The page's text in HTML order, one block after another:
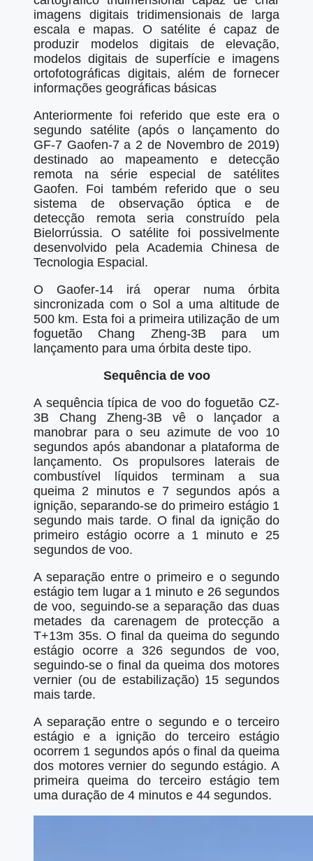
imagens digitais tridimensionais de larga
escala e mapas. O satélite é capaz de
produzir modelos digitais de elevação,
modelos digitais de superfície e imagens
ortofotográficas digitais, além de fornecer
informações geográficas básicas
Anteriormente foi referido que este era o
segundo satélite (após o lançamento do
GF-7 Gaofen-7 a 2 de Novembro de 2019)
destinado ao mapeamento e detecção
remota na série especial de satélites
Gaofen. Foi também referido que o seu
sistema de observação óptica e de
detecção remota seria construído pela
Bielorrússia. O satélite foi possivelmente
desenvolvido pela Academia Chinesa de
Tecnologia Espacial.
O Gaofer-14 irá operar numa órbita
sincronizada com o Sol a uma altitude de
500 km. Esta foi a primeira utilização de um
foguetão Chang Zheng-3B para um
lançamento para uma órbita deste tipo.
Sequência de voo
A sequência típica de voo do foguetão CZ-
3B Chang Zheng-3B vê o lançador a
manobrar para o seu azimute de voo 10
segundos após abandonar a plataforma de
lançamento. Os propulsores laterais de
combustível líquidos terminam a sua
queima 2 minutos e 7 segundos após a
ignição, separando-se do primeiro estágio 1
segundo mais tarde. O final da ignição do
primeiro estágio ocorre a 1 minuto e 25
segundos de voo.
A separação entre o primeiro e o segundo
estágio tem lugar a 1 minuto e 26 segundos
de voo, seguindo-se a separação das duas
metades da carenagem de protecção a
T+13m 35s. O final da queima do segundo
estágio ocorre a 326 segundos de voo,
seguindo-se o final da queima dos motores
vernier (ou de estabilização) 15 segundos
mais tarde.
A separação entre o segundo e o terceiro
estágio e a ignição do terceiro estágio
ocorrem 1 segundos após o final da queima
dos motores vernier do segundo estágio. A
primeira queima do terceiro estágio tem
uma duração de 4 minutos e 44 segundos.